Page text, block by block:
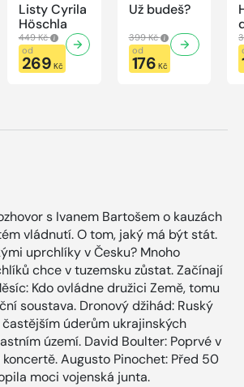
Listy Cyrila
Höschla
449 Kč
od
269 Kč
Už budeš?
399 Kč
od
176 Kč
s Ivanem Bartošem o kauzách
vládnutí. O tom, jaký má být stát.
uprchlíky v Česku? Mnoho
chce v tuzemsku zůstat. Začínají
Kdo ovládne družici Země, tomu
soustava. Dronový džihád: Ruský
úderům ukrajinských
území. David Boulter: Poprvé v
koncertě. Augusto Pinochet: Před 50
moci vojenská junta.